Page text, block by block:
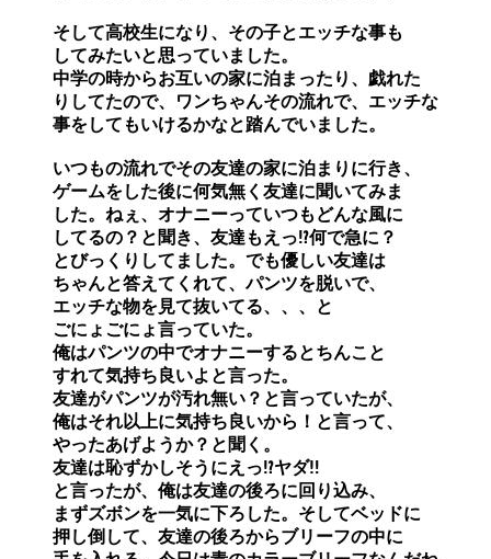
そして高校生になり、その子とエッチな事も
してみたいと思っていました。
中学の時からお互いの家に泊まったり、戯れた
りしてたので、ワンちゃんその流れで、エッチな
事をしてもいけるかなと踏んでいました。
いつもの流れでその友達の家に泊まりに行き、
ゲームをした後に何気無く友達に聞いてみま
した。ねぇ、オナニーっていつもどんな風に
してるの？と聞き、友達もえっ⁉︎何で急に？
とびっくりしてました。でも優しい友達は
ちゃんと答えてくれて、パンツを脱いで、
エッチな物を見て抜いてる、、、と
ごにょごにょ言っていた。
俺はパンツの中でオナニーするとちんこと
すれて気持ち良いよと言った。
友達がパンツが汚れ無い？と言っていたが、
俺はそれ以上に気持ち良いから！と言って、
やったあげようか？と聞く。
友達は恥ずかしそうにえっ⁉︎ヤダ‼︎
と言ったが、俺は友達の後ろに回り込み、
まずズボンを一気に下ろした。そしてベッドに
押し倒して、友達の後ろからブリーフの中に